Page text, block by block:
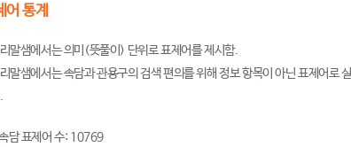
어 통계
말샘에서는 의미(뜻풀이) 단위로 표제어를 제시함.
말샘에서는 속담과 관용구의 검색 편의를 위해 정보 항목이 아닌 표제어로
담 표제어 수: 10769